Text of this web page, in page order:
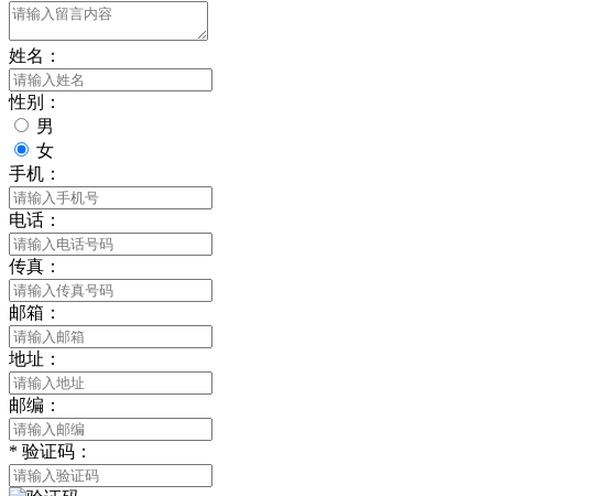
姓名：
性别：
男
女
手机：
电话：
传真：
邮箱：
地址：
邮编：
* 验证码：